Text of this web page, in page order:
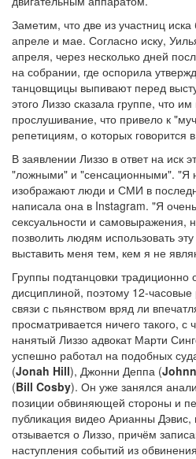
Заметим, что две из участниц
апреле и мае. Согласно иску,
апреля, через несколько дней
на собрании, где оспорила
танцовщицы выпивают перед
этого Лиззо сказала группе, что
прослушивание, что привело к
репетициям, о которых говорится
В заявлении Лиззо в ответ на иск
"ложными" и "сенсационными". "Я
изображают люди и СМИ в
написала она в Instagram. "Я
сексуальности и самовыражения,
позволить людям использовать
выставить меня тем, кем я не
Группы подтанцовки традиционно
дисциплиной, поэтому 12-
связи с пьянством вряд ли
просматривается ничего такого,
нанятый Лиззо адвокат Марти
успешно работал на подобных
(Jonah Hill), Джонни Деппа (
(Bill Cosby). Он уже занялся
позиции обвиняющей стороны и
публикация видео Арианны Дэвис,
отзывается о Лиззо, причём
наступления событий из